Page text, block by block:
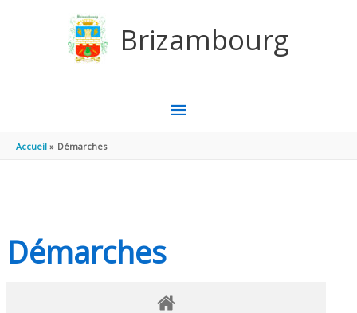
Brizambourg
MENU
Accueil Démarches
Démarches